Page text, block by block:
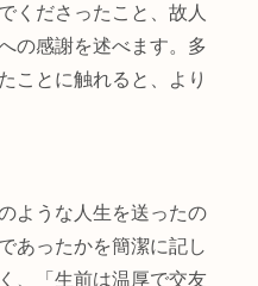
くださったこと、故人
の感謝を述べます。多
ことに触れると、より
ような人生を送ったの
あったかを簡潔に記し
、「生前は温厚で交友